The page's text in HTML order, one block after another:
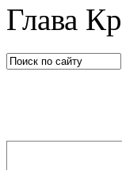
Глава